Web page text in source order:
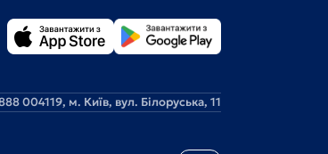
004119, м. Київ, вул. Білоруська, 11